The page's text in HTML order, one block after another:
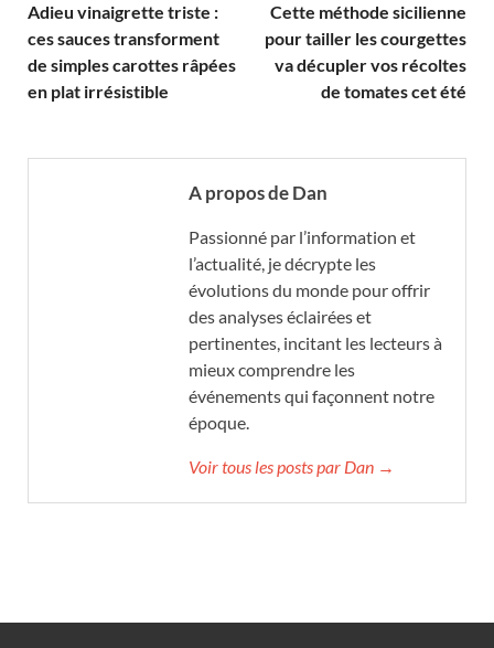
Adieu vinaigrette triste :
ces sauces transforment
de simples carottes râpées
en plat irrésistible
Cette méthode sicilienne
pour tailler les courgettes
va décupler vos récoltes
de tomates cet été
A propos de Dan
Passionné par l’information et
l’actualité, je décrypte les
évolutions du monde pour offrir
des analyses éclairées et
pertinentes, incitant les lecteurs à
mieux comprendre les
événements qui façonnent notre
époque.
Voir tous les posts par Dan →